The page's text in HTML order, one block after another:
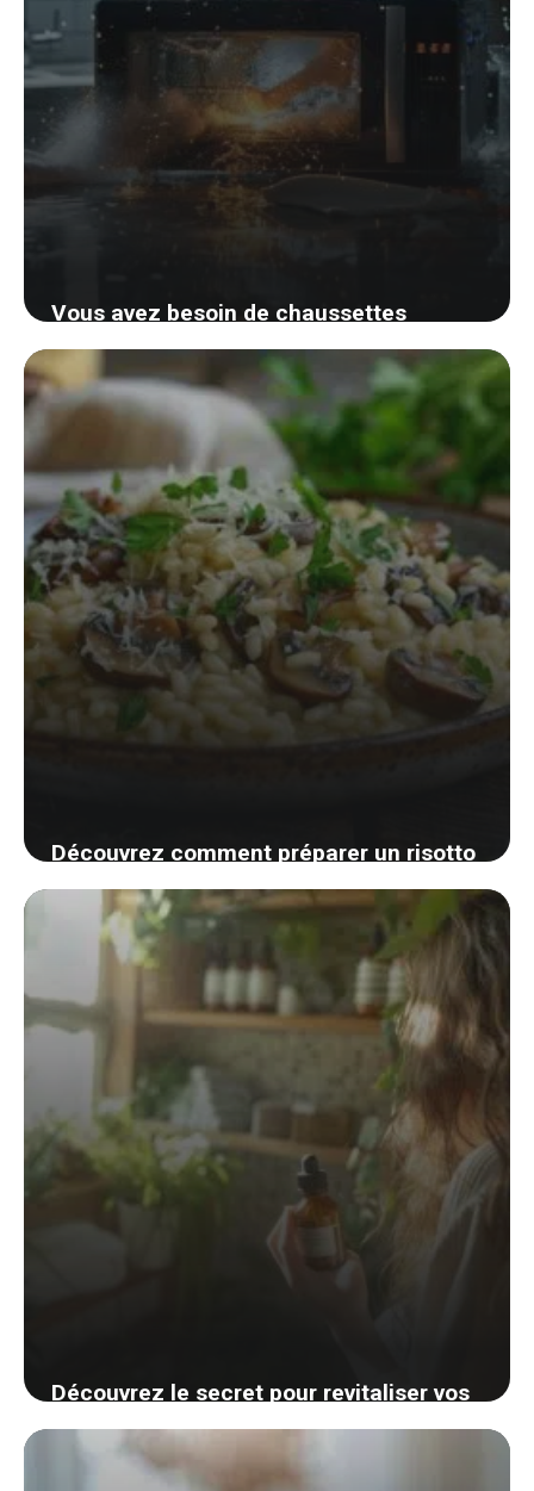
Vous avez besoin de chaussettes
sèches rapidement? Découvrez cette
astuce surprenante qui changera votre
quotidien
3 septembre 2024
Découvrez comment préparer un risotto
aux champignons savoureux sans vous
ruiner !
2 septembre 2024
Découvrez le secret pour revitaliser vos
cheveux secs avec un remède naturel
simple et efficace